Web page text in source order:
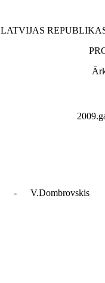
LATVIJAS
- V.Dombrovskis